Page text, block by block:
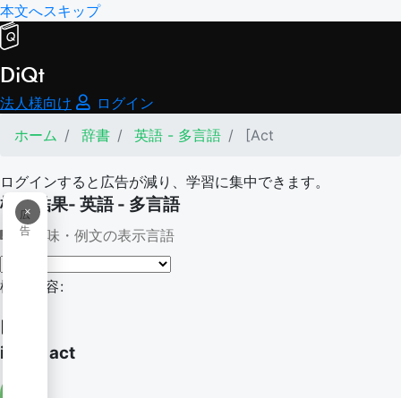
本文へスキップ
DiQt
法人様向け
ログイン
ホーム
辞書 英語 - 多言語 [Act
ログインすると広告が減り、学習に集中できます。
×
広
告
検索結果- 英語 - 多言語
意味・例文の表示言語
検索内容:
in the act